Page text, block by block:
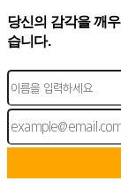
당신의 감각을 깨
습니다.